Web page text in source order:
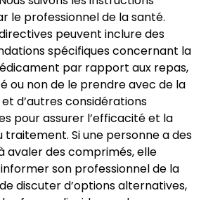
le professionnel de la santé.
peuvent inclure des
spécifiques concernant la
par rapport aux repas,
ou non de le prendre avec de la
d’autres considérations
pour assurer l’efficacité et la
traitement. Si une personne a des
avaler des comprimés, elle
son professionnel de la
discuter d’options alternatives,